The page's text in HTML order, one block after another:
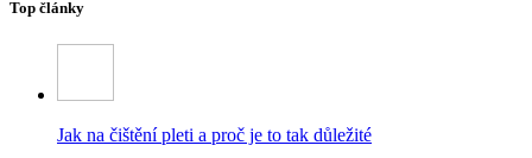
Top články
Jak na čištění pleti a proč je to tak důležité